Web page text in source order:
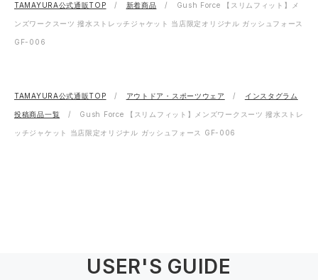
TAMAYURA公式通販TOP 新着商品 Gush Force 【スリムフィット】メ
ンズワークスーツ 撥水ストレッチジャケット 当店限定オリジナル ガッシュフォース
GF-006
TAMAYURA公式通販TOP アウトドア・スポーツウェア インスタグラム
投稿商品一覧 Gush Force 【スリムフィット】メンズワークスーツ 撥水ストレ
ッチジャケット 当店限定オリジナル ガッシュフォース GF-006
USER'S GUIDE